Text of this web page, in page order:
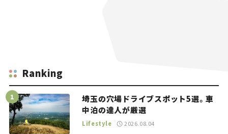
Ranking
埼玉の穴場ドライブスポット5選。車
中泊の達人が厳選
Lifestyle 2026.08.04